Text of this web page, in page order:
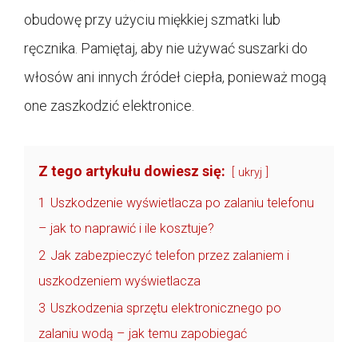
obudowę przy użyciu miękkiej szmatki lub
ręcznika. Pamiętaj, aby nie używać suszarki do
włosów ani innych źródeł ciepła, ponieważ mogą
one zaszkodzić elektronice.
Z tego artykułu dowiesz się: ukryj
1 Uszkodzenie wyświetlacza po zalaniu telefonu
– jak to naprawić i ile kosztuje?
2 Jak zabezpieczyć telefon przez zalaniem i
uszkodzeniem wyświetlacza
3 Uszkodzenia sprzętu elektronicznego po
zalaniu wodą – jak temu zapobiegać